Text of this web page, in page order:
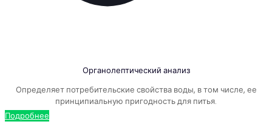
Органолептический анализ
Определяет потребительские свойства воды, в том числе, ее
принципиальную пригодность для питья.
Подробнее